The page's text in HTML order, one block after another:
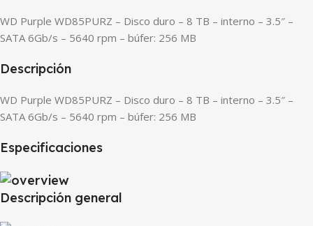
WD Purple WD85PURZ – Disco duro – 8 TB – interno – 3.5″ –
SATA 6Gb/s – 5640 rpm – búfer: 256 MB
Descripción
WD Purple WD85PURZ – Disco duro – 8 TB – interno – 3.5″ –
SATA 6Gb/s – 5640 rpm – búfer: 256 MB
Especificaciones
Descripción general